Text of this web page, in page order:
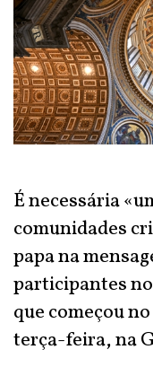
É necessária
comunidades
papa na
participantes
que começou
terça-feira, na